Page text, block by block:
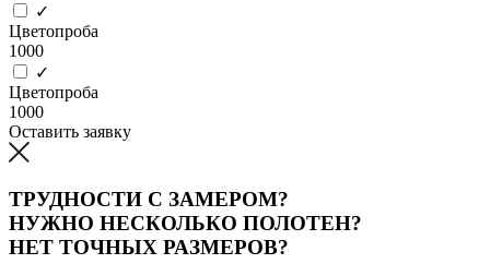
✓
Цветопроба
1000
✓
Цветопроба
1000
Оставить заявку
ТРУДНОСТИ С ЗАМЕРОМ?
НУЖНО НЕСКОЛЬКО ПОЛОТЕН?
НЕТ ТОЧНЫХ РАЗМЕРОВ?